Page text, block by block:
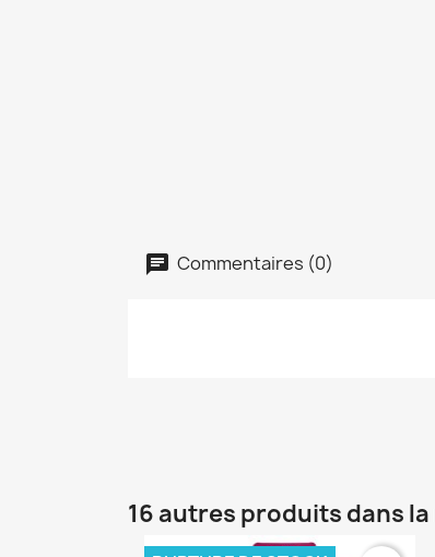
Commentaires (0)
16 autres produits dans